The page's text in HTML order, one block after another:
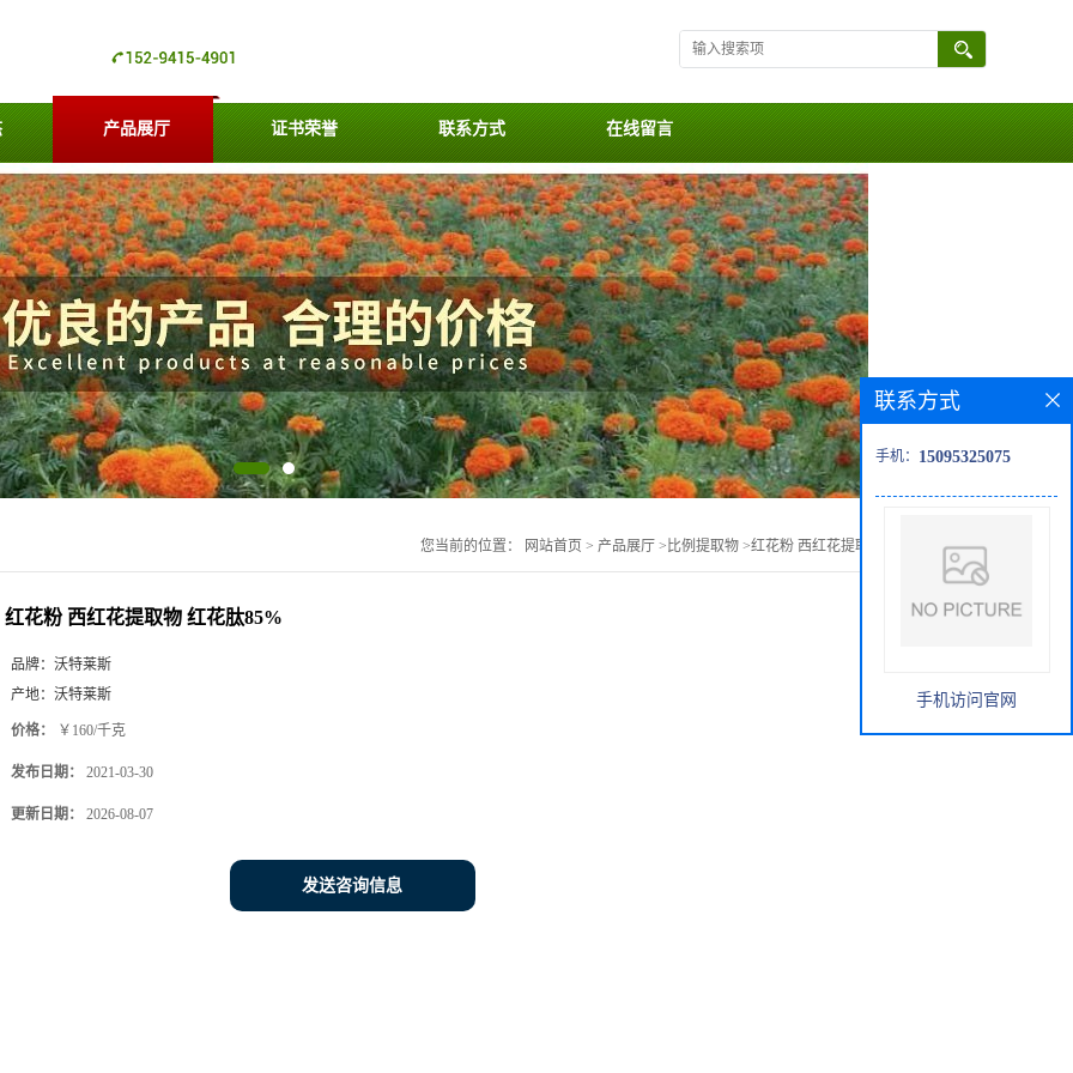
产品展厅 证书荣誉 联系方式 在线留言
您当前的位置： 网站首页 > 产品展厅 > 比例提取物 >红花粉 西红花提取物 红花肽85%
红花粉 西红花提取物 红花肽85%
品牌： 沃特莱斯
产地： 沃特莱斯
价格： ￥160/千克
发布日期： 2021-03-30
更新日期： 2026-08-07
发送咨询信息
联系方式
手机： 15095325075
手机访问官网